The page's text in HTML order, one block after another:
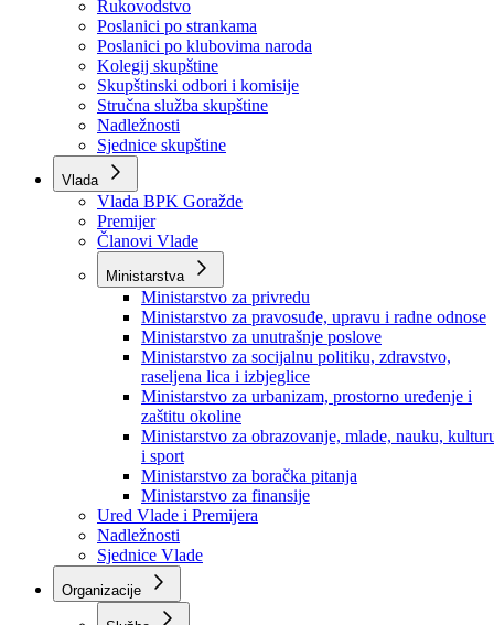
Skupština
Skupština BPK Goražde
Rukovodstvo
Poslanici po strankama
Poslanici po klubovima naroda
Kolegij skupštine
Skupštinski odbori i komisije
Stručna služba skupštine
Nadležnosti
Sjednice skupštine
Vlada
Vlada BPK Goražde
Premijer
Članovi Vlade
Ministarstva
Ministarstvo za privredu
Ministarstvo za pravosuđe, upravu i radne odnose
Ministarstvo za unutrašnje poslove
Ministarstvo za socijalnu politiku, zdravstvo,
raseljena lica i izbjeglice
Ministarstvo za urbanizam, prostorno uređenje i
zaštitu okoline
Ministarstvo za obrazovanje, mlade, nauku,
i sport
Ministarstvo za boračka pitanja
Ministarstvo za finansije
Ured Vlade i Premijera
Nadležnosti
Sjednice Vlade